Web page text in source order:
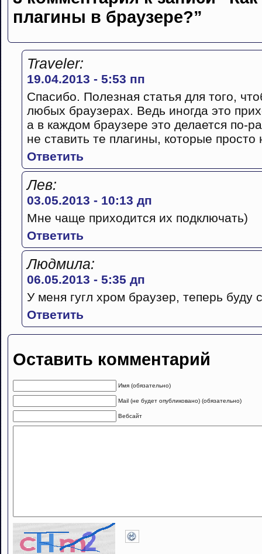
плагины в браузере?”
Traveler:
19.04.2013 - 5:53 пп
Спасибо. Полезная статья для того,
любых браузерах. Ведь иногда это
а в каждом браузере это делается по-
не ставить те плагины, которые
Ответить
Лев:
03.05.2013 - 10:13 дп
Мне чаще приходится их подключать)
Ответить
Людмила:
06.05.2013 - 5:35 дп
У меня гугл хром браузер, теперь буду
Ответить
Оставить комментарий
Имя (обязательно)
Mail (не будет опубликовано) (обязательно)
Вебсайт